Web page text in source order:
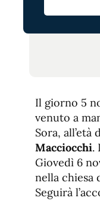
Il giorno 5
venuto a
Sora, all’età
Macciocchi.
Giovedì 6
nella chiesa
Seguirà